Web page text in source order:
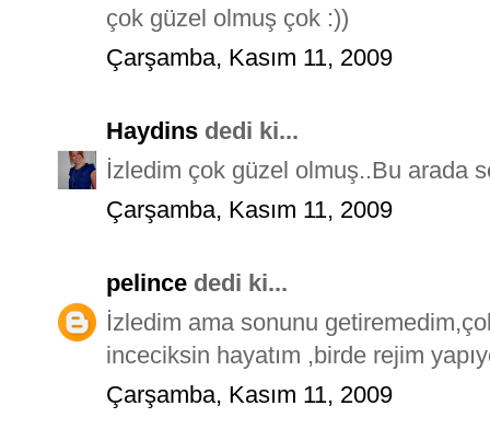
çok güzel olmuş çok :))
Çarşamba, Kasım 11, 2009
Haydins dedi ki...
İzledim çok güzel olmuş..Bu arada
Çarşamba, Kasım 11, 2009
pelince dedi ki...
İzledim ama sonunu
inceciksin hayatım ,birde rejim
Çarşamba, Kasım 11, 2009